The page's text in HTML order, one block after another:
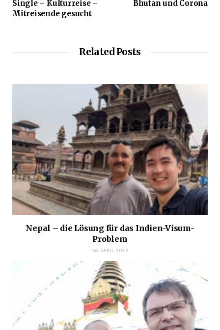
Single – Kulturreise –
Mitreisende gesucht
Bhutan und Corona
Related Posts
Nepal – die Lösung für das Indien-Visum-
Problem
26. APRIL 2026